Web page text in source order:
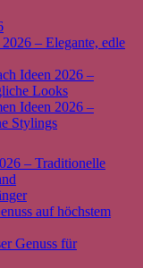
– Elegante, edle
Ideen 2026 –
Looks
Ideen 2026 –
Stylings
– Traditionelle
auf höchstem
Genuss für